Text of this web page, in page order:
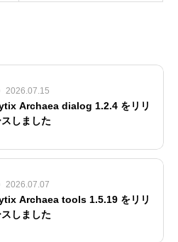
2026.07.15
Archaea dialog 1.2.4 をリリ
スしました
2026.07.07
Archaea tools 1.5.19 をリリ
スしました